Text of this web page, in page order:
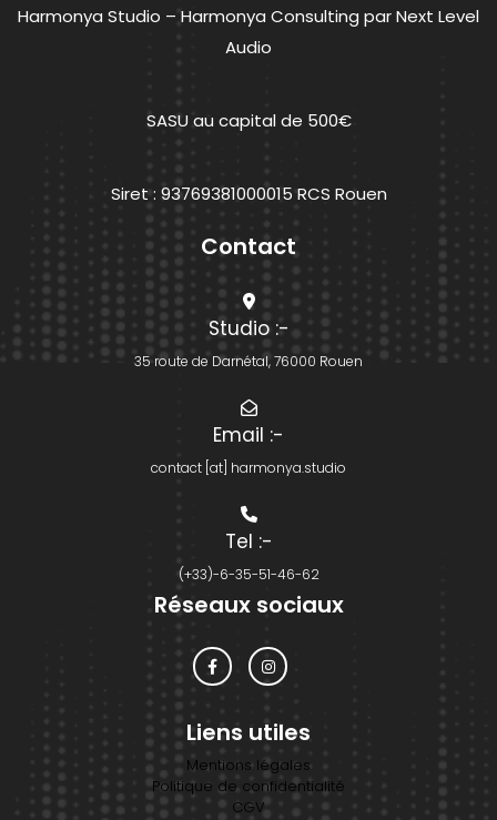
Harmonya Studio – Harmonya Consulting par Next Level
Audio
SASU au capital de 500€
Siret : 93769381000015 RCS Rouen
Contact
Studio:-
35 route de Darnétal, 76000 Rouen
Email :-
contact [at] harmonya.studio
Tel :-
(+33)-6-35-51-46-62
Réseaux sociaux
Liens utiles
Mentions légales
Politique de confidentialité
CGV